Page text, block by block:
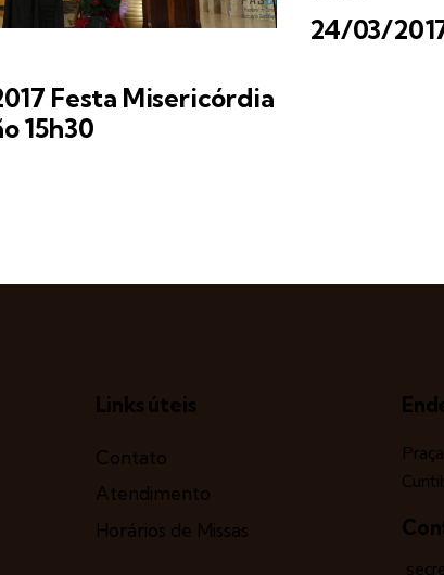
Festa Misericórdia
15h30
24/03/
Links úteis
Contato
Atendimento
Horários de Missas